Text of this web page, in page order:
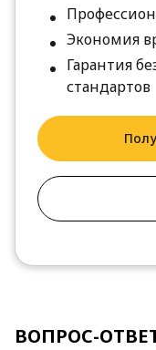
Экономия
Гарантия
стандартов
ВОПРОС-